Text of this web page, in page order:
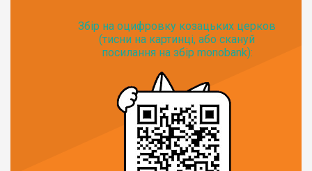
Збір на оцифровку козацьких церков
(тисни на картинці, або скануй
посилання на збір monobank):